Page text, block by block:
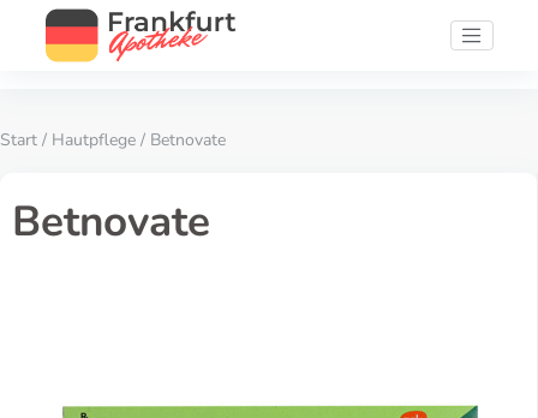
Start / Hautpflege / Betnovate
Betnovate